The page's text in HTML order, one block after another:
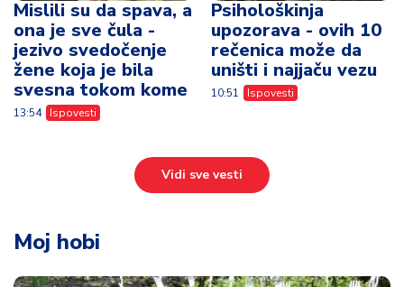
Mislili su da spava, a
ona je sve čula -
jezivo svedočenje
žene koja je bila
svesna tokom kome
13:54 Ispovesti
Psihološkinja
upozorava - ovih 10
rečenica može da
uništi i najjaču vezu
10:51 Ispovesti
Vidi sve vesti
Moj hobi